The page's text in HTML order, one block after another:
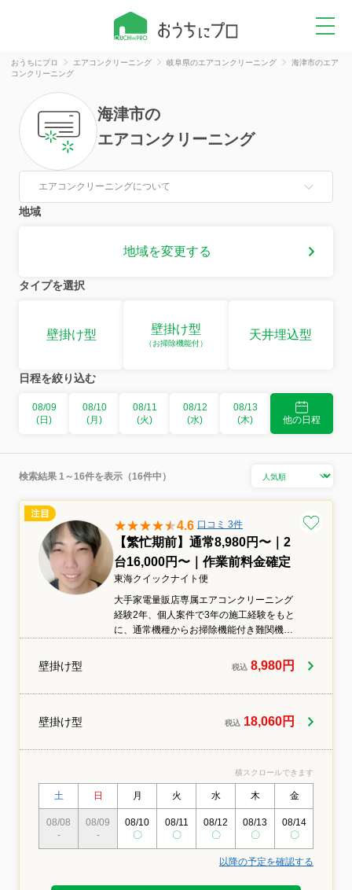
おうちにプロ エアコンクリーニング 岐阜県のエアコンクリーニング
海津市のエア
コンクリーニング
海津市の
エアコンクリーニング
エアコンクリーニングについて
地域
地域を変更する
タイプを選択
壁掛け型 壁掛け型
（お掃除機能付）
天井埋込型
日程を絞り込む
08/09
(日)
08/10
(月)
08/11
(火)
08/12
(水)
08/13
(木)
他の日程
検索結果 1～16件を表示（16件中）
4.6 口コミ 3件
【繁忙期前】通常8,980円〜｜2
台16,000円〜｜作業前料金確定
東海クイックナイト便
大手家電量販店専属エアコンクリーニング
経験2年、個人案件で3年の施工経験をもと
に、通常機種からお掃除機能付き難関機種
かりやすくご案内し、安心してご依頼いた
壁掛け型 税込 8,980円
壁掛け型 税込 18,060円
横スクロールできます
土 日 月 火 水 木 金
08/08
-
08/09
-
08/10
〇
08/11
〇
08/12
〇
08/13
〇
08/14
〇
以降の予定を確認する